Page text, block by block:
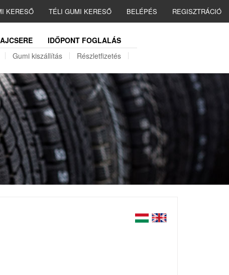
KERESŐ TÉLI GUMI KERESŐ BELÉPÉS REGISZTRÁCIÓ
IDŐPONT FOGLALÁS
Gumi kiszállítás Részletfizetés